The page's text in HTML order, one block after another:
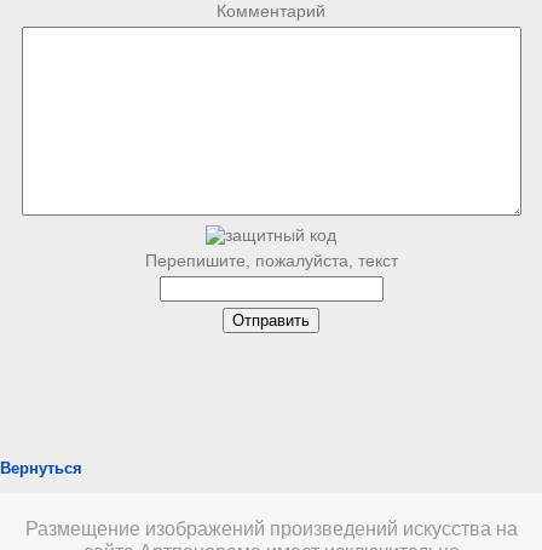
Комментарий
Перепишите, пожалуйста, текст
Вернуться
Размещение изображений произведений искусства на